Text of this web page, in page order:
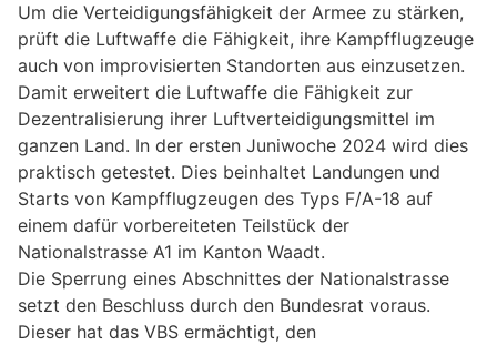
Um die Verteidigungsfähigkeit der Armee zu stärken,
prüft die Luftwaffe die Fähigkeit, ihre Kampfflugzeuge
auch von improvisierten Standorten aus einzusetzen.
Damit erweitert die Luftwaffe die Fähigkeit zur
Dezentralisierung ihrer Luftverteidigungsmittel im
ganzen Land. In der ersten Juniwoche 2024 wird dies
praktisch getestet. Dies beinhaltet Landungen und
Starts von Kampfflugzeugen des Typs F/A-18 auf
einem dafür vorbereiteten Teilstück der
Nationalstrasse A1 im Kanton Waadt.
Die Sperrung eines Abschnittes der Nationalstrasse
setzt den Beschluss durch den Bundesrat voraus.
Dieser hat das VBS ermächtigt, den